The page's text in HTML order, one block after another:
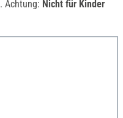
. Achtung: Nicht für Kinder